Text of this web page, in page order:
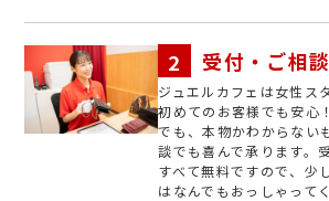
受付・ご相談
ジュエルカフェは女性ス
初めてのお客様でも安心
でも、本物かわからない
談でも喜んで承ります。
すべて無料ですので、少
はなんでもおっしゃって